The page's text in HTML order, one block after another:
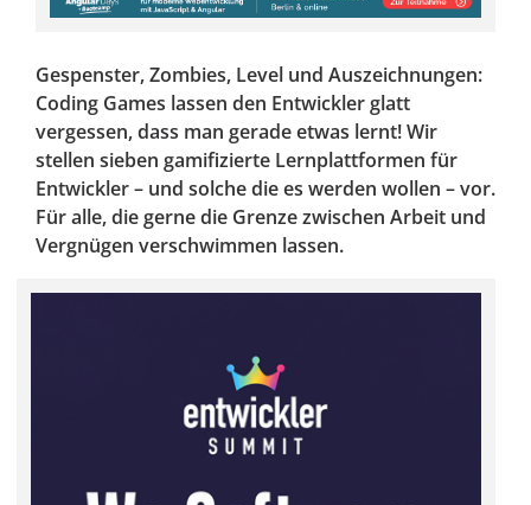
Gespenster, Zombies, Level und Auszeichnungen:
Coding Games lassen den Entwickler glatt
vergessen, dass man gerade etwas lernt! Wir
stellen sieben gamifizierte Lernplattformen für
Entwickler – und solche die es werden wollen – vor.
Für alle, die gerne die Grenze zwischen Arbeit und
Vergnügen verschwimmen lassen.